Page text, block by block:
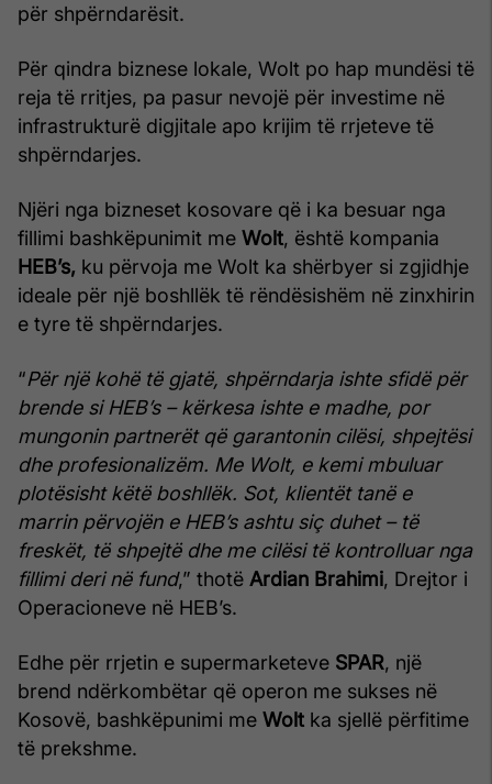
për shpërndarësit.
Për qindra biznese lokale, Wolt po hap mundësi të
reja të rritjes, pa pasur nevojë për investime në
infrastrukturë digjitale apo krijim të rrjeteve të
shpërndarjes.
Njëri nga bizneset kosovare që i ka besuar nga
fillimi bashkëpunimit me Wolt, është kompania
HEB’s, ku përvoja me Wolt ka shërbyer si zgjidhje
ideale për një boshllëk të rëndësishëm në zinxhirin
e tyre të shpërndarjes.
“Për një kohë të gjatë, shpërndarja ishte sfidë për
brende si HEB’s – kërkesa ishte e madhe, por
mungonin partnerët që garantonin cilësi, shpejtësi
dhe profesionalizëm. Me Wolt, e kemi mbuluar
plotësisht këtë boshllëk. Sot, klientët tanë e
marrin përvojën e HEB’s ashtu siç duhet – të
freskët, të shpejtë dhe me cilësi të kontrolluar nga
fillimi deri në fund,” thotë Ardian Brahimi, Drejtor i
Operacioneve në HEB’s.
Edhe për rrjetin e supermarketeve SPAR, një
brend ndërkombëtar që operon me sukses në
Kosovë, bashkëpunimi me Wolt ka sjellë përfitime
të prekshme.